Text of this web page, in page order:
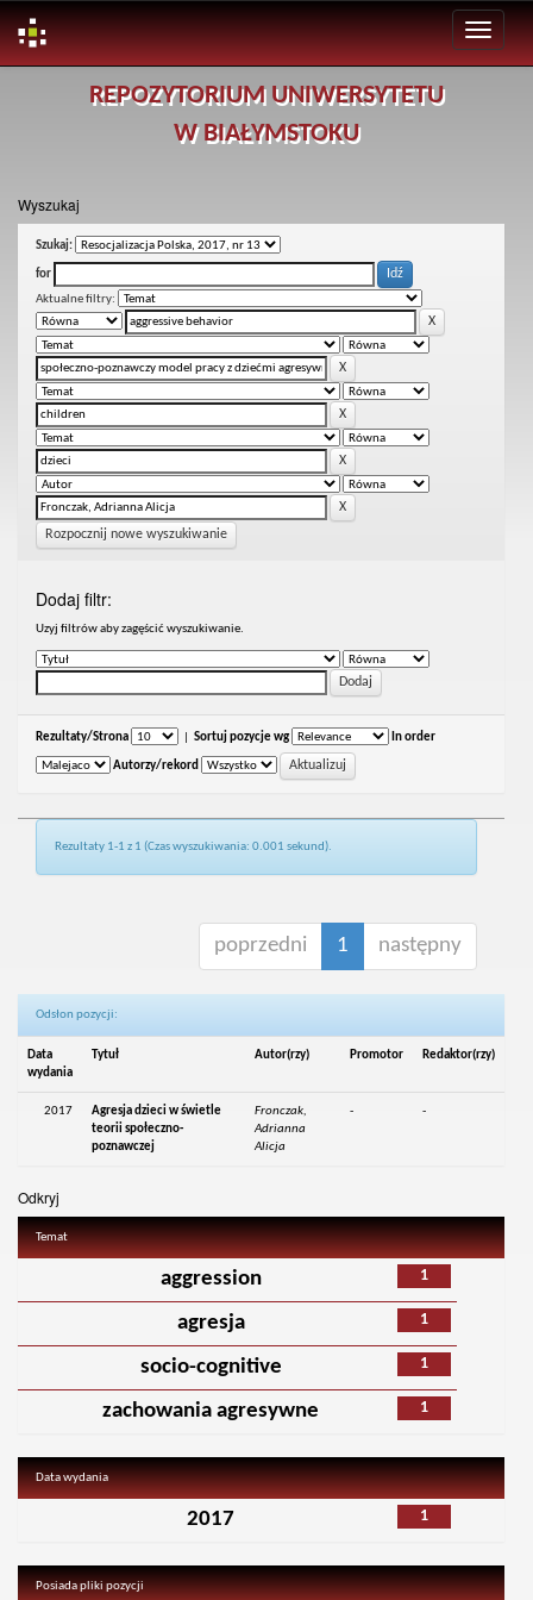
REPOZYTORIUM UNIWERSYTETU
W BIAŁYMSTOKU
Wyszukaj
Szukaj:
for
Aktualne filtry:
Rozpocznij nowe wyszukiwanie
Dodaj filtr:
Uzyj filtrów aby zagęścić wyszukiwanie.
Rezultaty/Strona Sortuj pozycje wg In order
Autorzy/rekord
Rezultaty 1-1 z 1 (Czas wyszukiwania: 0.001 sekund).
poprzedni 1 następny
Odsłon pozycji:
Data
wydania
Tytuł Autor(rzy) Promotor Redaktor(rzy)
2017
Agresja dzieci w świetle
teorii społeczno-
poznawczej
Fronczak,
Adrianna
Alicja
- -
Odkryj
Temat
1
aggression
1
agresja
1
socio-cognitive
1
zachowania agresywne
Data wydania
1
2017
Posiada pliki pozycji